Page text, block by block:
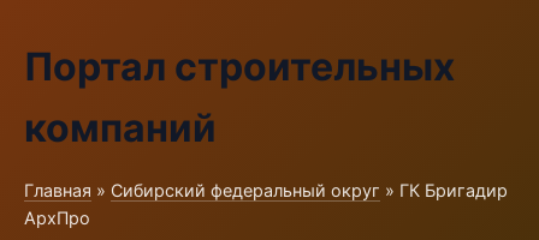
Портал строительных
компаний
Главная » Сибирский федеральный округ » ГК Бригадир
АрхПро